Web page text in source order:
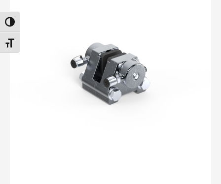
PASSER EN CONTRASTE ÉLEVÉ
CHANGER LA TAILLE DE LA POLICE